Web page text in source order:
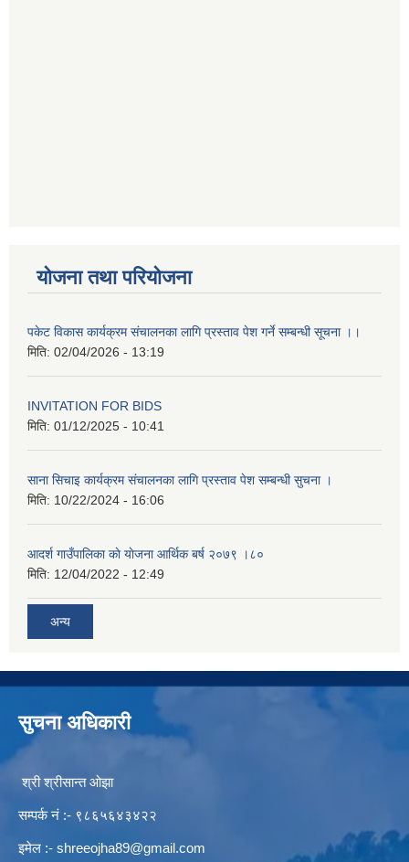
योजना तथा परियोजना
पकेट विकास कार्यक्रम संचालनका लागि प्रस्ताव पेश गर्ने सम्बन्धी सूचना ।।
मिति: 02/04/2026 - 13:19
INVITATION FOR BIDS
मिति: 01/12/2025 - 10:41
साना सिचाइ कार्यक्रम संचालनका लागि प्रस्ताव पेश सम्बन्धी सुचना ।
मिति: 10/22/2024 - 16:06
आदर्श गाउँपालिका काे याेजना आर्थिक बर्ष २०७९ ।८०
मिति: 12/04/2022 - 12:49
अन्य
सुचना अधिकारी
श्री श्रीसान्त ओझा
सम्पर्क नं :- ९८६५६४३४२२
इमेल :- shreeojha89@gmail.com